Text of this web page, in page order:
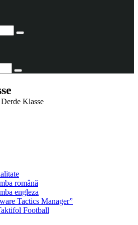
Klasse
română
engleza
Tactics Manager”
Football